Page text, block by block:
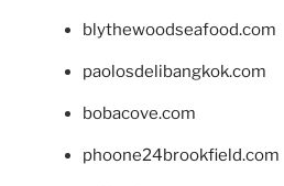
blythewoodseafood.com
paolosdelibangkok.com
bobacove.com
phoone24brookfield.com